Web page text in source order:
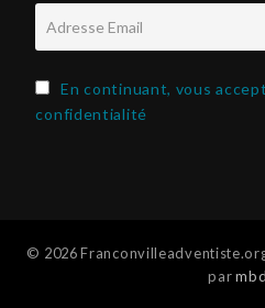
En continuant, vous
confidentialité
© 2026
par